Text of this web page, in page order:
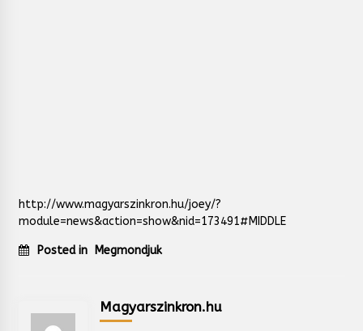
http://www.magyarszinkron.hu/joey/?
module=news&action=show&nid=173491#MIDDLE
Posted in Megmondjuk
Magyarszinkron.hu